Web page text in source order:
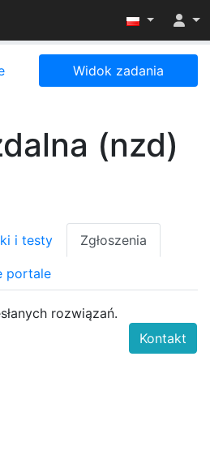
widoczność menu
Widok zadania
(nzd)
i testy Zgłoszenia
portale
rozwiązań.
Kontakt